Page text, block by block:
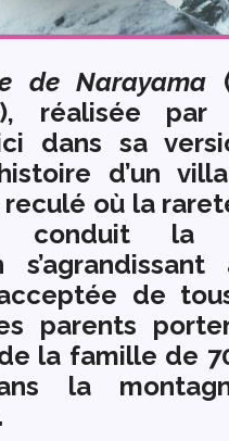
de Narayama
réalisée par
dans sa
d’un
où la
conduit la
de
parents
la famille de
la